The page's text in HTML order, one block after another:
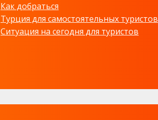
Как добраться
Турция для самостоятельных туристов
Ситуация на сегодня для туристов